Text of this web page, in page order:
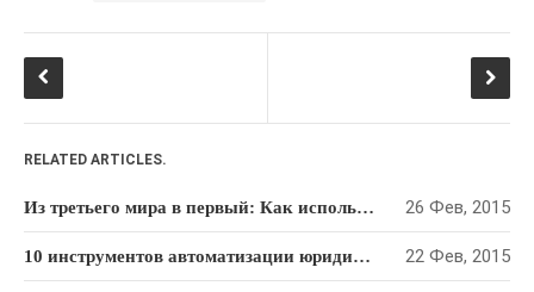
Бизнеса(94)
Фирмой Или Практикой(10)
RELATED ARTICLES.
Из третьего мира в первый: Как использовать опыт Сингапура, чтобы преуспеть в юридическом бизнесе 26 Фев, 2015
10 инструментов автоматизации юридического маркетинга 22 Фев, 2015